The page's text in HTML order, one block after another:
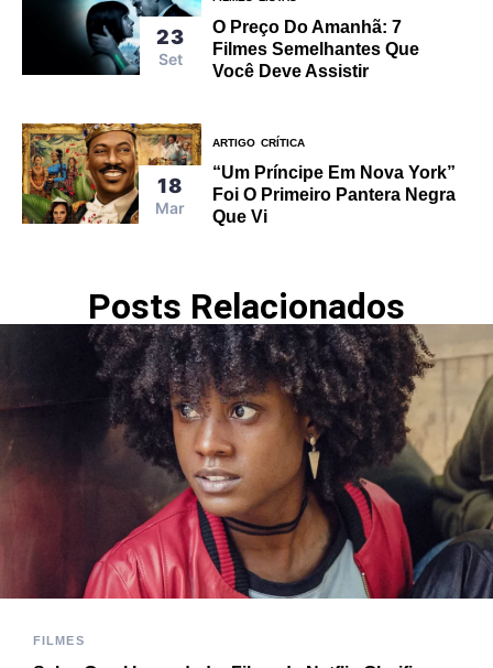
23
Set
O Preço Do Amanhã: 7
Filmes Semelhantes Que
Você Deve Assistir
18
Mar
ARTIGO CRÍTICA
“Um Príncipe Em Nova York”
Foi O Primeiro Pantera Negra
Que Vi
Posts Relacionados
FILMES